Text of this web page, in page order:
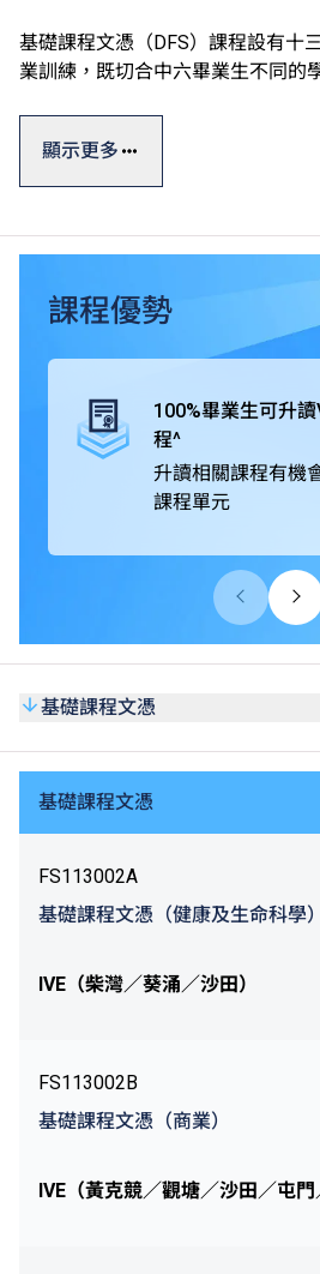
基礎課程文憑（DFS）課程設有十
業訓練，既切合中六畢業生不同的
訊科技學院（HKIIT）及青年學院
助。
基礎課程文憑一般修讀期為一年，
畢業生可直升VTC高級文憑課程，
課程單元。
此外，基礎課程文憑獲公務員事務
被視為等同具備香港中學文憑考試
中國語文和英國語文科目）第2級
選修單元「基礎數學（三）」，以
職位。課程亦獲多個專業團體認可
要求後，可申請成為業界學會會員
顯示更多
課程優勢
100%畢業生可升
程^
升讀相關課程有機
課程單元
基礎課程文憑
基礎課程文憑
FS113002A
基礎課程文憑（健康及生命科學）
IVE（柴灣／葵涌／沙田）
FS113002B
基礎課程文憑（商業）
IVE（黃克競／觀塘／沙田／屯門